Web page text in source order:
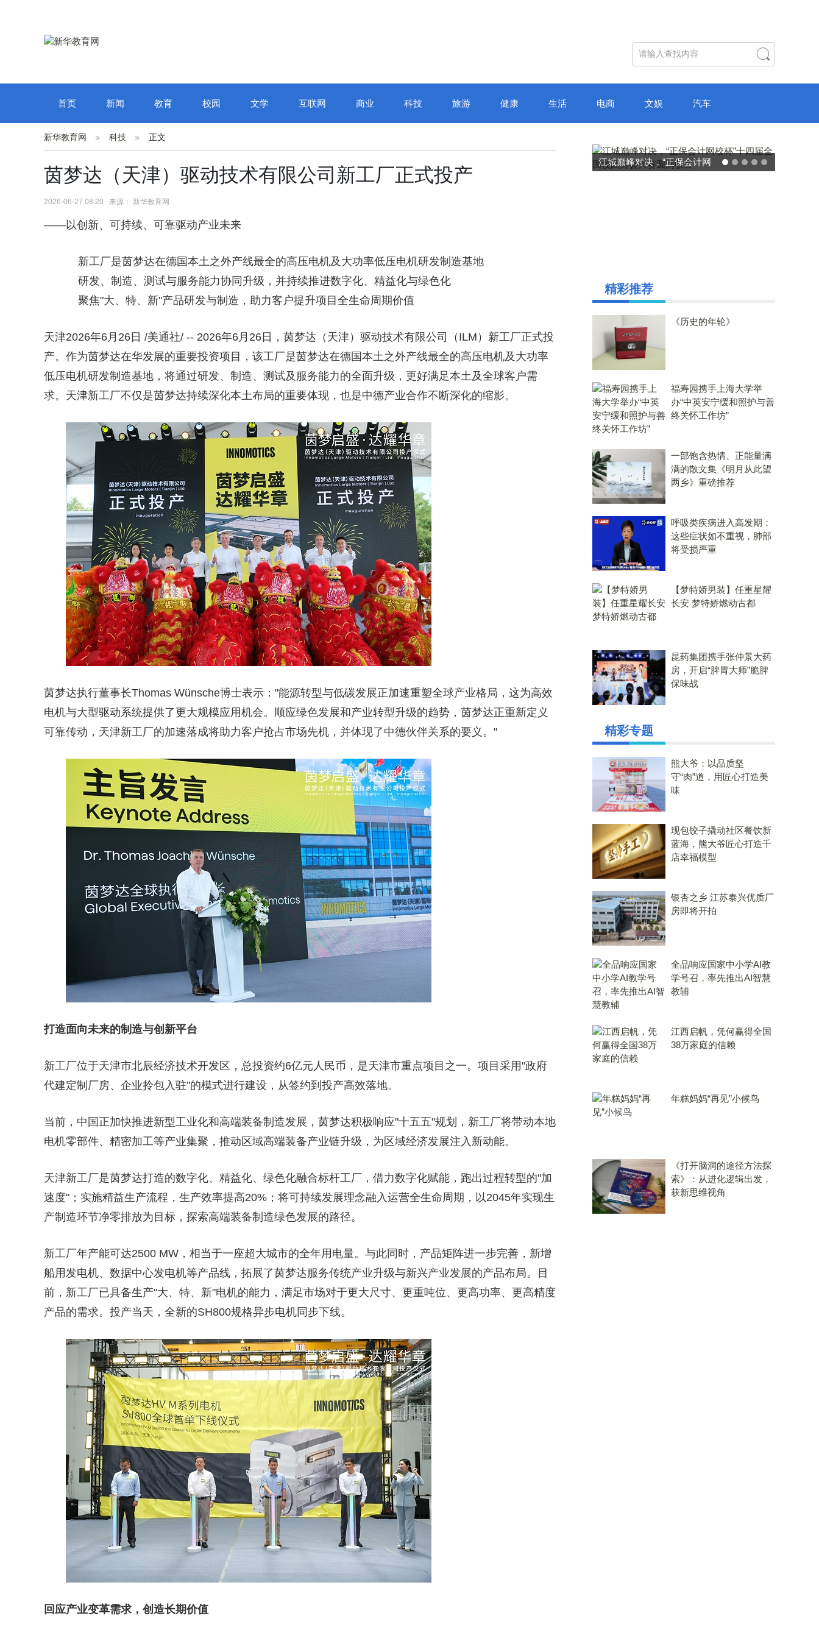
首页 新闻 教育 校园 文学 互联网 商业 科技 旅游 健康 生活 电商 文娱 汽车
新华教育网 科技 正文
茵梦达（天津）驱动技术有限公司新工厂正式投产
2026-06-27 08:20 来源： 新华教育网
——以创新、可持续、可靠驱动产业未来
新工厂是茵梦达在德国本土之外产线最全的高压电机及大功率低压电机研发制造基地
研发、制造、测试与服务能力协同升级，并持续推进数字化、精益化与绿色化
聚焦"大、特、新"产品研发与制造，助力客户提升项目全生命周期价值
天津2026年6月26日 /美通社/ -- 2026年6月26日，茵梦达（天津）驱动技术有限公司（ILM）新工厂正式投
产。作为茵梦达在华发展的重要投资项目，该工厂是茵梦达在德国本土之外产线最全的高压电机及大功率
低压电机研发制造基地，将通过研发、制造、测试及服务能力的全面升级，更好满足本土及全球客户需
求。天津新工厂不仅是茵梦达持续深化本土布局的重要体现，也是中德产业合作不断深化的缩影。
茵梦达执行董事长Thomas Wünsche博士表示："能源转型与低碳发展正加速重塑全球产业格局，这为高效
电机与大型驱动系统提供了更大规模应用机会。顺应绿色发展和产业转型升级的趋势，茵梦达正重新定义
可靠传动，天津新工厂的加速落成将助力客户抢占市场先机，并体现了中德伙伴关系的要义。"
打造面向未来的制造与创新平台
新工厂位于天津市北辰经济技术开发区，总投资约6亿元人民币，是天津市重点项目之一。项目采用"政府
代建定制厂房、企业拎包入驻"的模式进行建设，从签约到投产高效落地。
当前，中国正加快推进新型工业化和高端装备制造发展，茵梦达积极响应"十五五"规划，新工厂将带动本地
电机零部件、精密加工等产业集聚，推动区域高端装备产业链升级，为区域经济发展注入新动能。
天津新工厂是茵梦达打造的数字化、精益化、绿色化融合标杆工厂，借力数字化赋能，跑出过程转型的"加
速度"；实施精益生产流程，生产效率提高20%；将可持续发展理念融入运营全生命周期，以2045年实现生
产制造环节净零排放为目标，探索高端装备制造绿色发展的路径。
新工厂年产能可达2500 MW，相当于一座超大城市的全年用电量。与此同时，产品矩阵进一步完善，新增
船用发电机、数据中心发电机等产品线，拓展了茵梦达服务传统产业升级与新兴产业发展的产品布局。目
前，新工厂已具备生产"大、特、新"电机的能力，满足市场对于更大尺寸、更重吨位、更高功率、更高精度
产品的需求。投产当天，全新的SH800规格异步电机同步下线。
回应产业变革需求，创造长期价值
破局“纸面教育”：理想树AI自
精彩推荐
《历史的年轮》
福寿园携手上海大学举
办“中英安宁缓和照护与善
终关怀工作坊”
一部饱含热情、正能量满
满的散文集《明月从此望
两乡》重磅推荐
呼吸类疾病进入高发期：
这些症状如不重视，肺部
将受损严重
【梦特娇男装】任重星耀
长安 梦特娇燃动古都
昆药集团携手张仲景大药
房，开启“脾胃大师”脆脾
保味战
精彩专题
熊大爷：以品质坚
守“肉”道，用匠心打造美
味
现包饺子撬动社区餐饮新
蓝海，熊大爷匠心打造千
店幸福模型
银杏之乡 江苏泰兴优质厂
房即将开拍
全品响应国家中小学AI教
学号召，率先推出AI智慧
教辅
江西启帆，凭何赢得全国
38万家庭的信赖
年糕妈妈“再见”小候鸟
《打开脑洞的途径方法探
索》：从进化逻辑出发，
获新思维视角